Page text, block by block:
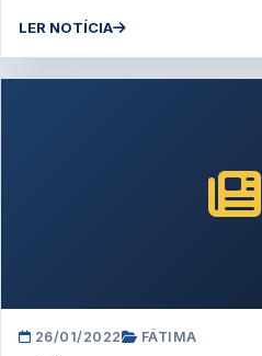
LER NOTÍCIA
26/01/2022 FÁTIMA